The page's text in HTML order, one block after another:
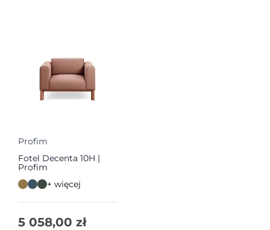
Profim
Fotel Decenta 10H |
Profim
+ więcej
5 058,00 zł